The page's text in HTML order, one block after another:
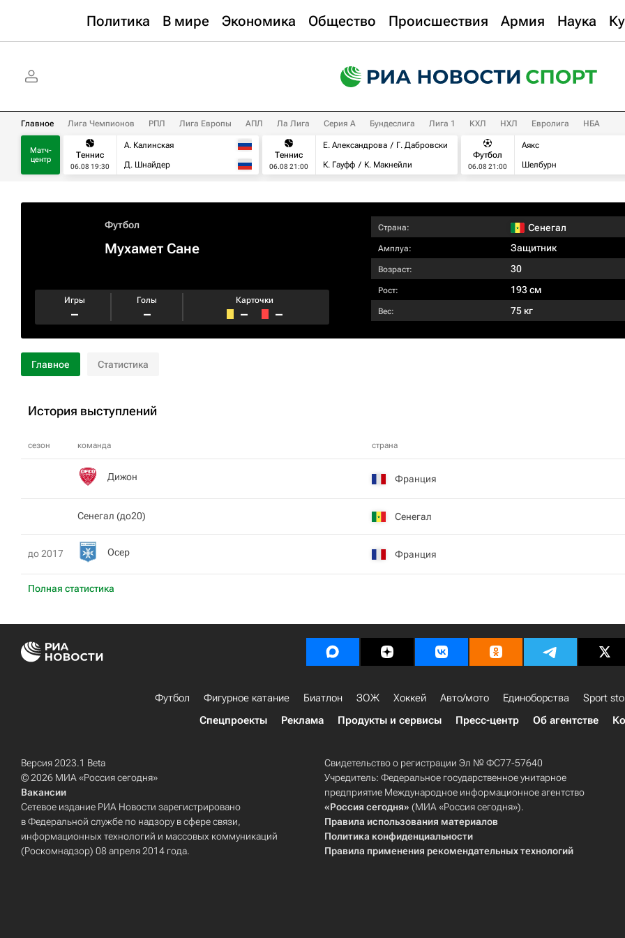
Политика В мире Экономика Общество Происшествия Армия Наука
Главное Лига Чемпионов РПЛ Лига Европы АПЛ Ла Лига Серия А Бундеслига Лига 1 КХЛ НХЛ Евролига НБА
Матч-
центр
Теннис
06.08 19:30
А. Калинская
Д. Шнайдер
Теннис
06.08 21:00
Е. Александрова
Г. Дабровски
К. Гауфф
К. Макнейли
Футбол
06.08 21:00
Аякс
Шелбурн
Футбол
Мухамет Сане
Игры
–
Голы
–
Карточки
– –
Страна: Сенегал
Амплуа: Защитник
Возраст: 30
Рост: 193 см
Вес: 75 кг
Главное Статистика
История выступлений
сезон команда страна
Полная статистика
Дижон Франция
Сенегал (до20) Сенегал
до 2017 Осер Франция
Футбол Фигурное катание Биатлон ЗОЖ Хоккей Авто/мото Единоборства Sport
Спецпроекты
Реклама Продукты и сервисы Пресс-центр Об агентстве
Версия 2023.1 Beta
© 2026 МИА «Россия сегодня»
Вакансии
Сетевое издание РИА Новости зарегистрировано
в Федеральной службе по надзору в сфере связи,
информационных технологий и массовых коммуникаций
(Роскомнадзор) 08 апреля 2014 года.
Свидетельство о регистрации Эл № ФС77-57640
Учредитель: Федеральное государственное унитарное
предприятие Международное информационное агентство
«Россия сегодня» (МИА «Россия сегодня»).
Правила использования материалов
Политика конфиденциальности
Правила применения рекомендательных технологий